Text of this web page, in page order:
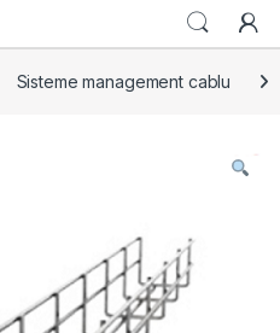
Sisteme management cablu